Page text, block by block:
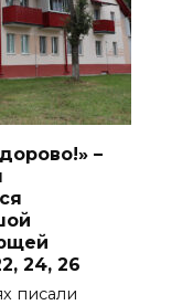
–
24, 26
писали